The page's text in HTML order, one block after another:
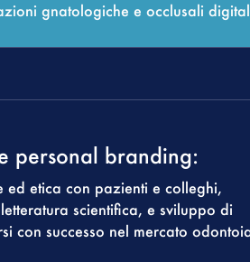
gnatologiche e occlusali
personal branding:
ed etica con pazienti e colleghi,
scientifica, e sviluppo di
con successo nel mercato